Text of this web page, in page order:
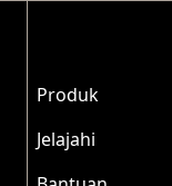
Produk
Jelajahi